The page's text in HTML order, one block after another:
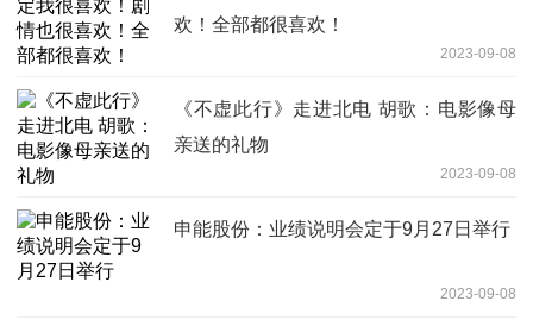
欢！全部都很喜欢！
2023-09-08
《不虚此行》走进北电 胡歌：电影像母
亲送的礼物
2023-09-08
申能股份：业绩说明会定于9月27日举行
2023-09-08